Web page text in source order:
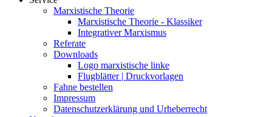
Marxistische Theorie
Marxistische Theorie - Klassiker
Integrativer Marxismus
Referate
Downloads
Logo marxistische linke
Flugblätter | Druckvorlagen
Fahne bestellen
Impressum
Datenschutzerklärung und Urheberrecht